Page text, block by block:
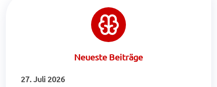
Neueste Beiträge
27. Juli 2026